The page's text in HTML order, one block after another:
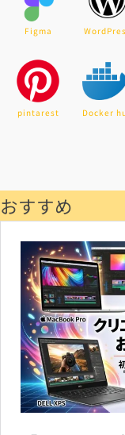
Figma
pintarest Docker
おすすめ